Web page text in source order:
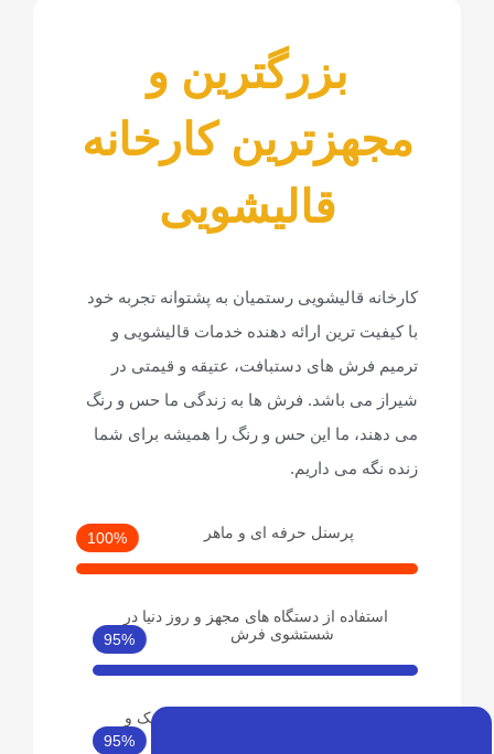
بزرگترین و
کارخانه
قالیشویی
قالیشویی رستمیان به پشتوانه تجربه خود
ترین ارائه دهنده خدمات قالیشویی و
های دستبافت، عتیقه و قیمتی در
باشد. فرش ها به زندگی ما حس و رنگ
ما این حس و رنگ را همیشه برای شما
می داریم.
پرسنل حرفه ای و ماهر 100%
از دستگاه های مجهز و روز دنیا در
95%
از بهترین شوینده های درجه یک و